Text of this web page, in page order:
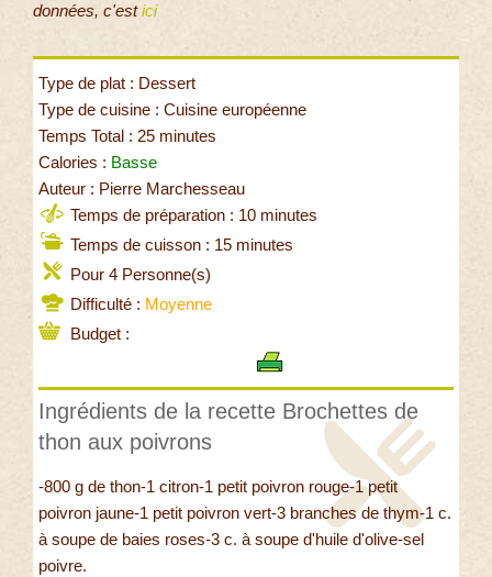
données, c'estici
Type de plat : Dessert
Type de cuisine : Cuisine européenne
Temps Total : 25 minutes
Calories : Basse
Auteur : Pierre Marchesseau
Temps de préparation : 10 minutes
Temps de cuisson : 15 minutes
Pour 4 Personne(s)
Difficulté : Moyenne
Budget :
Ingrédients de la recette Brochettes de
thon aux poivrons
-800 g de thon-1 citron-1 petit poivron rouge-1 petit
poivron jaune-1 petit poivron vert-3 branches de thym-1 c.
à soupe de baies roses-3 c. à soupe d'huile d'olive-sel
poivre.